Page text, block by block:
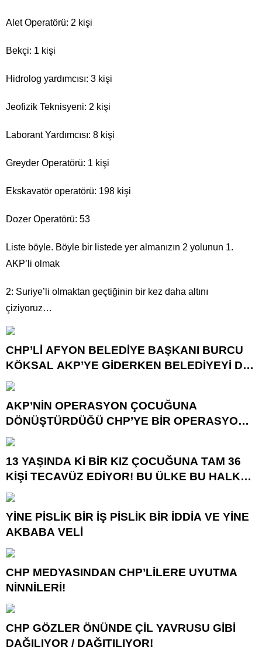
Alet Operatörü: 2 kişi
Bekçi: 1 kişi
Hidrolog yardımcısı: 3 kişi
Jeofizik Teknisyeni: 2 kişi
Laborant Yardımcısı: 8 kişi
Greyder Operatörü: 1 kişi
Ekskavatör operatörü: 198 kişi
Dozer Operatörü: 53
Liste böyle. Böyle bir listede yer almanızın 2 yolunun 1.
AKP’li olmak
2: Suriye’li olmaktan geçtiğinin bir kez daha altını
çiziyoruz…
CHP’Lİ AFYON BELEDİYE BAŞKANI BURCU
KÖKSAL AKP’YE GİDERKEN BELEDİYEYİ DE
GÖTÜRÜYOR!
AKP’NİN OPERASYON ÇOCUĞUNA
DÖNÜŞTÜRDÜĞÜ CHP’YE BİR OPERASYON
DAHA!
13 YAŞINDA Kİ BİR KIZ ÇOCUĞUNA TAM 36
KİŞİ TECAVÜZ EDİYOR! BU ÜLKE BU HALK
NEREYE SAVRULDU NASIL SAVRULDU!
YİNE PİSLİK BİR İŞ PİSLİK BİR İDDİA VE YİNE
AKBABA VELİ
CHP MEDYASINDAN CHP’LİLERE UYUTMA
NİNNİLERİ!
CHP GÖZLER ÖNÜNDE ÇİL YAVRUSU GİBİ
DAĞILIYOR / DAĞITILIYOR!